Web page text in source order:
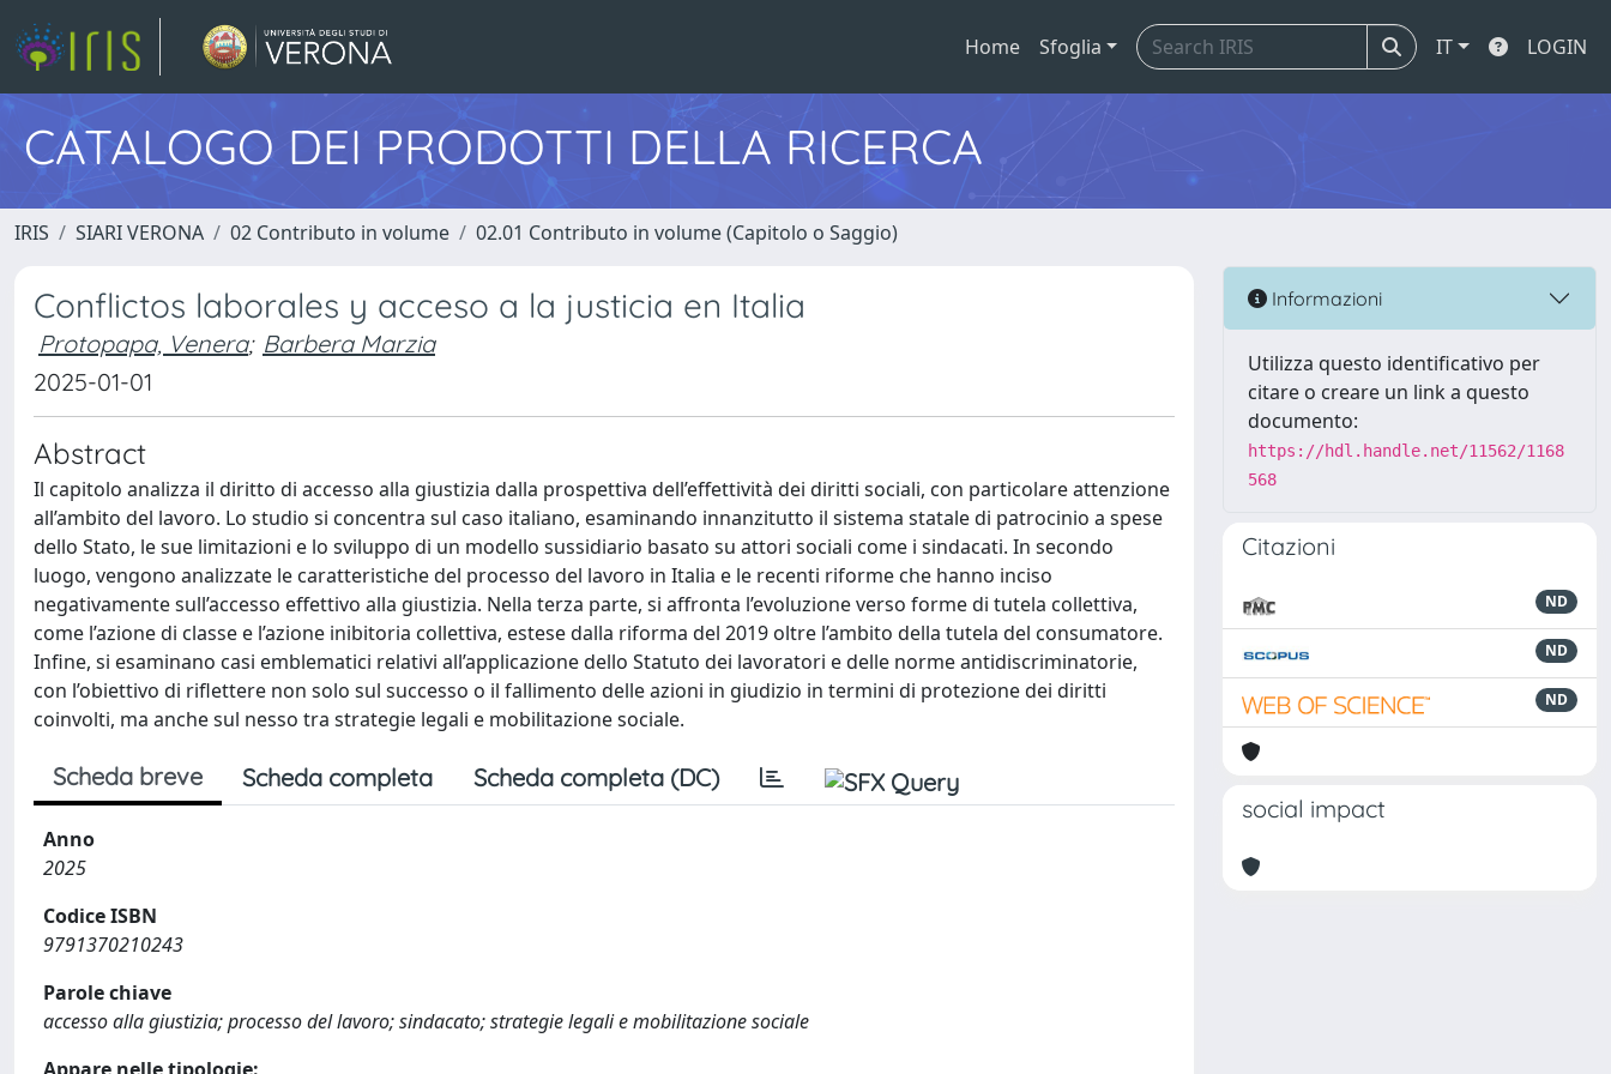
Home Sfoglia IT LOGIN
CATALOGO DEI PRODOTTI DELLA RICERCA
IRIS SIARI VERONA 02 Contributo in volume 02.01 Contributo in volume (Capitolo o Saggio)
Conflictos laborales y acceso a la justicia en Italia
Protopapa, Venera; Barbera Marzia
2025-01-01
Abstract
Il capitolo analizza il diritto di accesso alla giustizia dalla prospettiva dell’effettività dei diritti sociali, con particolare attenzione
all’ambito del lavoro. Lo studio si concentra sul caso italiano, esaminando innanzitutto il sistema statale di patrocinio a spese
dello Stato, le sue limitazioni e lo sviluppo di un modello sussidiario basato su attori sociali come i sindacati. In secondo
luogo, vengono analizzate le caratteristiche del processo del lavoro in Italia e le recenti riforme che hanno inciso
negativamente sull’accesso effettivo alla giustizia. Nella terza parte, si affronta l’evoluzione verso forme di tutela collettiva,
come l’azione di classe e l’azione inibitoria collettiva, estese dalla riforma del 2019 oltre l’ambito della tutela del consumatore.
Infine, si esaminano casi emblematici relativi all’applicazione dello Statuto dei lavoratori e delle norme antidiscriminatorie,
con l’obiettivo di riflettere non solo sul successo o il fallimento delle azioni in giudizio in termini di protezione dei diritti
coinvolti, ma anche sul nesso tra strategie legali e mobilitazione sociale.
Scheda breve Scheda completa Scheda completa (DC)
Anno
2025
Codice ISBN
9791370210243
Parole chiave
accesso alla giustizia; processo del lavoro; sindacato; strategie legali e mobilitazione sociale
Informazioni
Utilizza questo identificativo per
citare o creare un link a questo
documento:
https://hdl.handle.net/11562/1168
568
Citazioni
ND
ND
ND
social impact